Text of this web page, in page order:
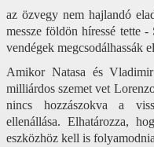
az özvegy nem hajlandó
messze földön híressé tette
vendégek megcsodálhassák
Amikor Natasa és
milliárdos szemet vet
nincs hozzászokva a
ellenállása. Elhatározza,
eszközhöz kell is